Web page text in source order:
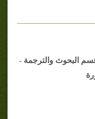
البحوث والترجمة -